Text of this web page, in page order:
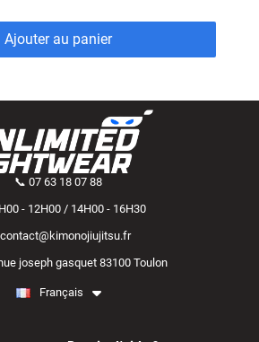
Ajouter au panier
📞 07 63 18 07 88
- 12H00 / 14H00 - 16H30
joseph gasquet 83100 Toulon
Français